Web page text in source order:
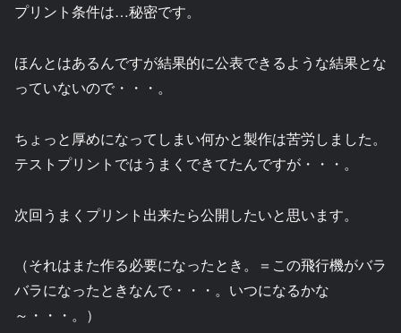
プリント条件は…秘密です。
ほんとはあるんですが結果的に公表できるような結果とな
っていないので・・・。
ちょっと厚めになってしまい何かと製作は苦労しました。
テストプリントではうまくできてたんですが・・・。
次回うまくプリント出来たら公開したいと思います。
（それはまた作る必要になったとき。＝この飛行機がバラ
バラになったときなんで・・・。いつになるかな
～・・・。）